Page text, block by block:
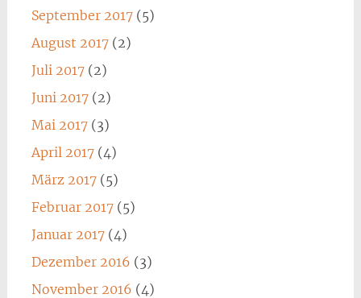
September 2017(5)
August 2017(2)
Juli 2017(2)
Juni 2017(2)
Mai 2017(3)
April 2017(4)
März 2017(5)
Februar 2017(5)
Januar 2017(4)
Dezember 2016 (3)
November 2016 (4)